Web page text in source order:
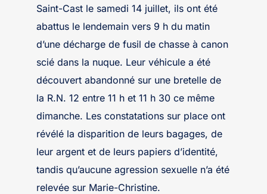
Saint-Cast le samedi 14 juillet, ils ont été
abattus le lendemain vers 9 h du matin
d’une décharge de fusil de chasse à canon
scié dans la nuque. Leur véhicule a été
découvert abandonné sur une bretelle de
la R.N. 12 entre 11 h et 11 h 30 ce même
dimanche. Les constatations sur place ont
révélé la disparition de leurs bagages, de
leur argent et de leurs papiers d’identité,
tandis qu’aucune agression sexuelle n’a été
relevée sur Marie-Christine.